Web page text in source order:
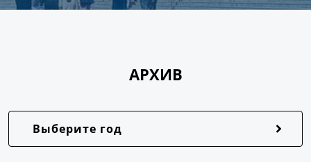
АРХИВ
Выберите год